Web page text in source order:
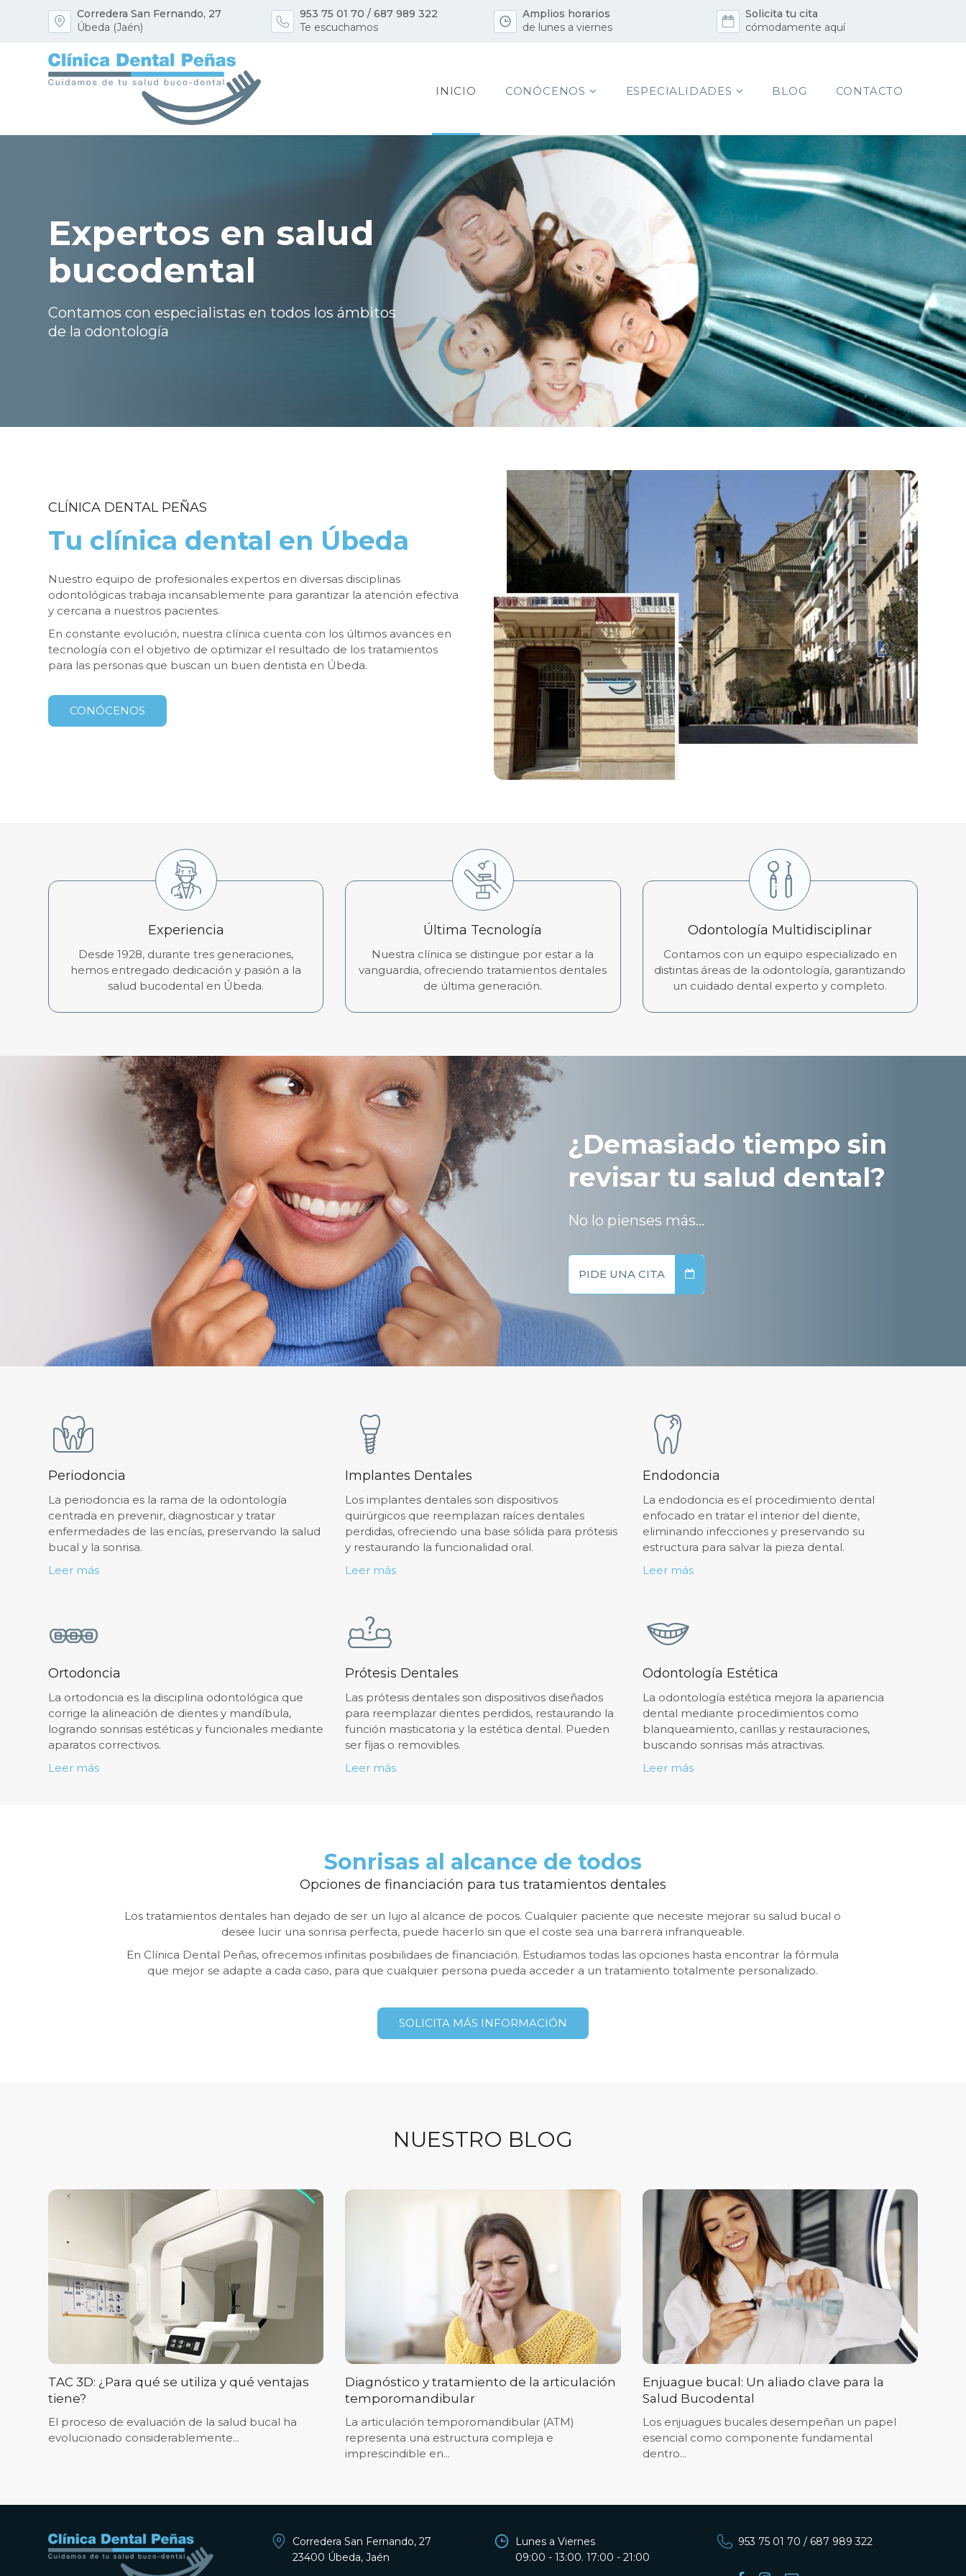
Corredera San Fernando, 27
Úbeda (Jaén)
953 75 01 70 / 687 989 322
Te escuchamos
Amplios horarios
de lunes a viernes
Solicita tu cita
cómodamente aquí
INICIO CONÓCENOS ESPECIALIDADES BLOG CONTACTO
Expertos en salud
bucodental
Contamos con especialistas en todos los ámbitos
de la odontología
CLÍNICA DENTAL PEÑAS
Tu clínica dental en Úbeda
Nuestro equipo de profesionales expertos en diversas disciplinas
odontológicas trabaja incansablemente para garantizar la atención efectiva
y cercana a nuestros pacientes.
En constante evolución, nuestra clínica cuenta con los últimos avances en
tecnología con el objetivo de optimizar el resultado de los tratamientos
para las personas que buscan un buen dentista en Úbeda.
CONÓCENOS
Experiencia
Desde 1928, durante tres generaciones,
hemos entregado dedicación y pasión a la
salud bucodental en Úbeda.
Última Tecnología
Nuestra clínica se distingue por estar a la
vanguardia, ofreciendo tratamientos dentales
de última generación.
Odontología Multidisciplinar
Contamos con un equipo especializado en
distintas áreas de la odontología, garantizando
un cuidado dental experto y completo.
¿Demasiado tiempo sin
revisar tu salud dental?
No lo pienses más...
PIDE UNA CITA
Periodoncia
La periodoncia es la rama de la odontología
centrada en prevenir, diagnosticar y tratar
enfermedades de las encías, preservando la salud
bucal y la sonrisa.
Leer más
Implantes Dentales
Los implantes dentales son dispositivos
quirúrgicos que reemplazan raíces dentales
perdidas, ofreciendo una base sólida para prótesis
y restaurando la funcionalidad oral.
Leer más
Endodoncia
La endodoncia es el procedimiento dental
enfocado en tratar el interior del diente,
eliminando infecciones y preservando su
estructura para salvar la pieza dental.
Leer más
Ortodoncia
La ortodoncia es la disciplina odontológica que
corrige la alineación de dientes y mandíbula,
logrando sonrisas estéticas y funcionales mediante
aparatos correctivos.
Leer más
Prótesis Dentales
Las prótesis dentales son dispositivos diseñados
para reemplazar dientes perdidos, restaurando la
función masticatoria y la estética dental. Pueden
ser fijas o removibles.
Leer más
Odontología Estética
La odontología estética mejora la apariencia
dental mediante procedimientos como
blanqueamiento, carillas y restauraciones,
buscando sonrisas más atractivas.
Leer más
Sonrisas al alcance de todos
Opciones de financiación para tus tratamientos dentales
Los tratamientos dentales han dejado de ser un lujo al alcance de pocos. Cualquier paciente que necesite mejorar su salud bucal o
desee lucir una sonrisa perfecta, puede hacerlo sin que el coste sea una barrera infranqueable.
En Clínica Dental Peñas, ofrecemos infinitas posibilidaes de financiación. Estudiamos todas las opciones hasta encontrar la fórmula
que mejor se adapte a cada caso, para que cualquier persona pueda acceder a un tratamiento totalmente personalizado.
SOLICITA MÁS INFORMACIÓN
NUESTRO BLOG
TAC 3D: ¿Para qué se utiliza y qué ventajas
tiene?
El proceso de evaluación de la salud bucal ha
evolucionado considerablemente...
Diagnóstico y tratamiento de la articulación
temporomandibular
La articulación temporomandibular (ATM)
representa una estructura compleja e
imprescindible en...
Enjuague bucal: Un aliado clave para la
Salud Bucodental
Los enjuagues bucales desempeñan un papel
esencial como componente fundamental
dentro...
Corredera San Fernando, 27
23400 Úbeda, Jaén
Lunes a Viernes
09:00 - 13:00. 17:00 - 21:00
953 75 01 70 / 687 989 322